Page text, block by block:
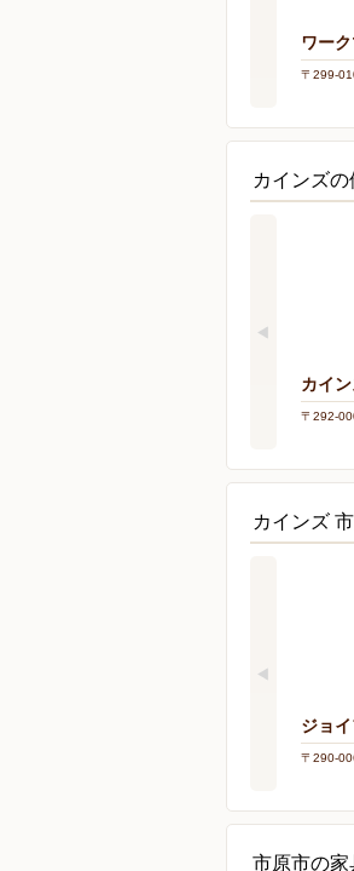
ワー
〒299-
カインズ
カイ
〒292-
カインズ
ジョ
〒290-
市原市の